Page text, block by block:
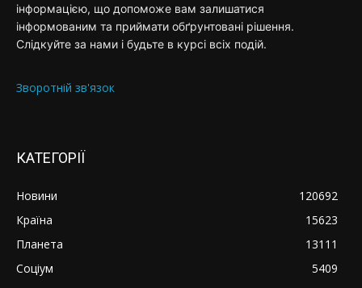
інформацією, що допоможе вам залишатися
інформованим та приймати обґрунтовані рішення.
Слідкуйте за нами і будьте в курсі всіх подій.
Зворотній зв'язок
КАТЕГОРІЇ
Новини
120692
Країна
15623
Планета
13111
Соціум
5409